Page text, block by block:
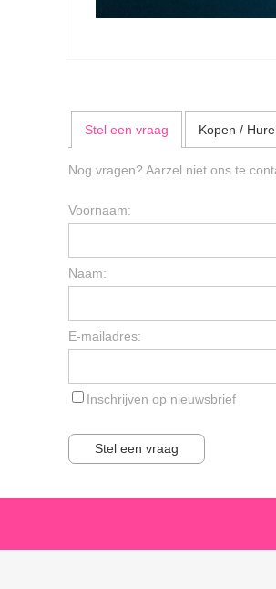
Stel een vraag Kopen /
Nog vragen? Aarzel niet ons te
Voornaam:
Naam:
E-mailadres:
Inschrijven op nieuwsbrief
Stel een vraag